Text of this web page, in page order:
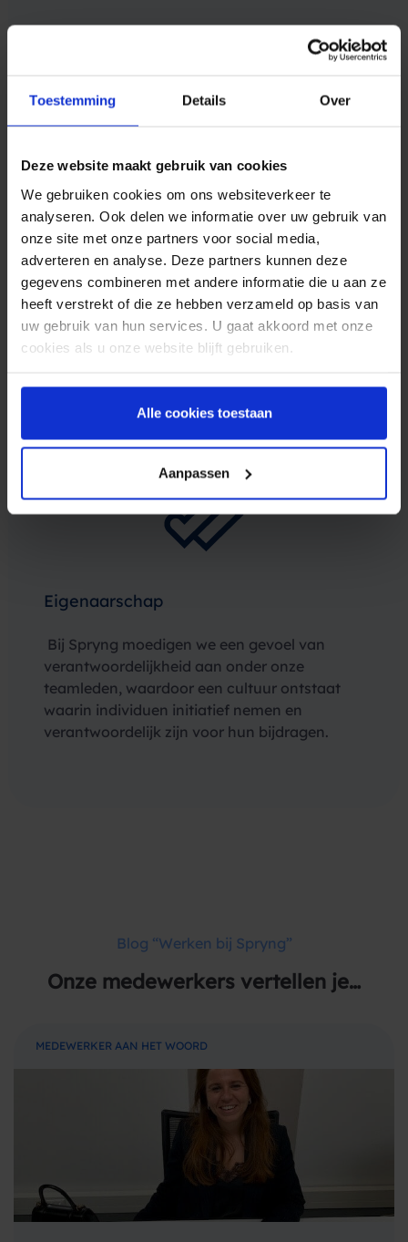
Toestemming Details Over
Deze website maakt gebruik van cookies
We gebruiken cookies om ons websiteverkeer te
analyseren. Ook delen we informatie over uw gebruik van
onze site met onze partners voor social media,
adverteren en analyse. Deze partners kunnen deze
gegevens combineren met andere informatie die u aan ze
heeft verstrekt of die ze hebben verzameld op basis van
uw gebruik van hun services. U gaat akkoord met onze
cookies als u onze website blijft gebruiken.
Alle cookies toestaan
Aanpassen
Integriteit
We leggen de nadruk op eerlijkheid en
transparantie, en zorgen ervoor dat beloften
aan klanten zonder compromis worden
nagekomen.
Eigenaarschap
Bij Spryng moedigen we een gevoel van
verantwoordelijkheid aan onder onze
teamleden, waardoor een cultuur ontstaat
waarin individuen initiatief nemen en
verantwoordelijk zijn voor hun bijdragen.
Blog “Werken bij Spryng”
Onze medewerkers vertellen je…
MEDEWERKER AAN HET WOORD